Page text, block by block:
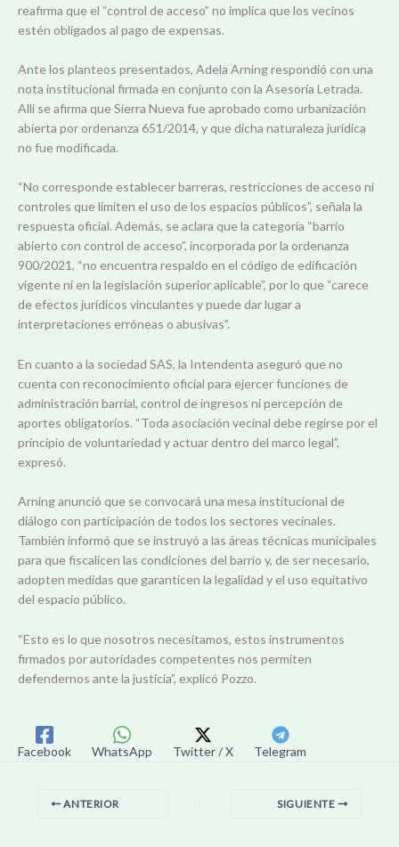
reafirma que el “control de acceso” no implica que los vecinos
estén obligados al pago de expensas.
Ante los planteos presentados, Adela Arning respondió con una
nota institucional firmada en conjunto con la Asesoría Letrada.
Allí se afirma que Sierra Nueva fue aprobado como urbanización
abierta por ordenanza 651/2014, y que dicha naturaleza jurídica
no fue modificada.
“No corresponde establecer barreras, restricciones de acceso ni
controles que limiten el uso de los espacios públicos”, señala la
respuesta oficial. Además, se aclara que la categoría “barrio
abierto con control de acceso”, incorporada por la ordenanza
900/2021, “no encuentra respaldo en el código de edificación
vigente ni en la legislación superior aplicable”, por lo que “carece
de efectos jurídicos vinculantes y puede dar lugar a
interpretaciones erróneas o abusivas”.
En cuanto a la sociedad SAS, la Intendenta aseguró que no
cuenta con reconocimiento oficial para ejercer funciones de
administración barrial, control de ingresos ni percepción de
aportes obligatorios. “Toda asociación vecinal debe regirse por el
principio de voluntariedad y actuar dentro del marco legal”,
expresó.
Arning anunció que se convocará una mesa institucional de
diálogo con participación de todos los sectores vecinales.
También informó que se instruyó a las áreas técnicas municipales
para que fiscalicen las condiciones del barrio y, de ser necesario,
adopten medidas que garanticen la legalidad y el uso equitativo
del espacio público.
“Esto es lo que nosotros necesitamos, estos instrumentos
firmados por autoridades competentes nos permiten
defendernos ante la justicia”, explicó Pozzo.
Facebook WhatsApp Twitter / X Telegram
ANTERIOR SIGUIENTE